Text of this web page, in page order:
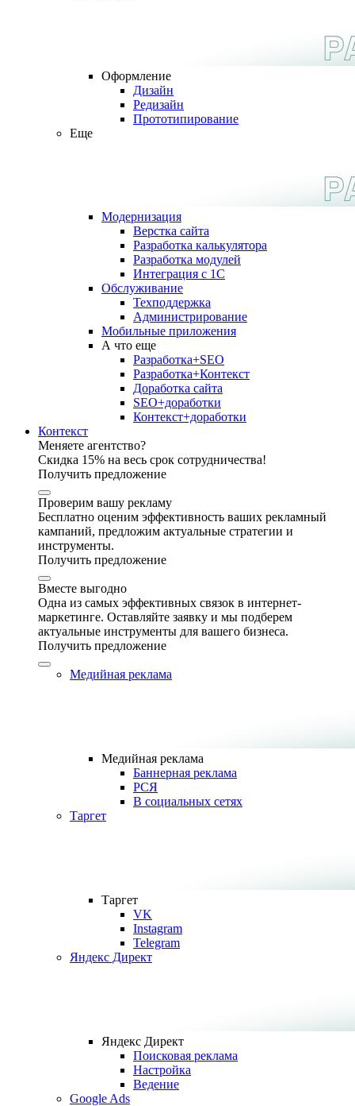
Оформление
Дизайн
Редизайн
Прототипирование
Еще
Модернизация
Верстка сайта
Разработка калькулятора
Разработка модулей
Интеграция с 1С
Обслуживание
Техподдержка
Администрирование
Мобильные приложения
А что еще
Разработка+SEO
Разработка+Контекст
Доработка сайта
SEO+доработки
Контекст+доработки
Контекст
Меняете агентство?
Скидка 15% на весь срок сотрудничества!
Получить предложение
Проверим вашу рекламу
Бесплатно оценим эффективность ваших рекламный
кампаний, предложим актуальные стратегии и
инструменты.
Получить предложение
Вместе выгодно
Одна из самых эффективных связок в интернет-
маркетинге. Оставляйте заявку и мы подберем
актуальные инструменты для вашего бизнеса.
Получить предложение
Медийная реклама
Медийная реклама
Баннерная реклама
РСЯ
В социальных сетях
Таргет
Таргет
VK
Instagram
Telegram
Яндекс Директ
Яндекс Директ
Поисковая реклама
Настройка
Ведение
Google Ads